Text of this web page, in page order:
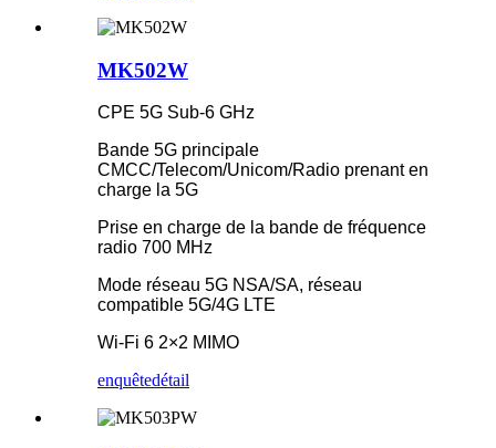
MK502W
CPE 5G Sub-6 GHz
Bande 5G principale
CMCC/Telecom/Unicom/Radio prenant en
charge la 5G
Prise en charge de la bande de fréquence
radio 700 MHz
Mode réseau 5G NSA/SA, réseau
compatible 5G/4G LTE
Wi-Fi 6 2×2 MIMO
enquêtedétail